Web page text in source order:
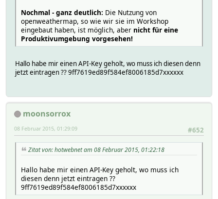
Nochmal - ganz deutlich: Die Nutzung von
openweathermap, so wie wir sie im Workshop
eingebaut haben, ist möglich, aber nicht für eine
Produktivumgebung vorgesehen!
Hallo habe mir einen API-Key geholt, wo muss ich diesen denn
jetzt eintragen ?? 9ff7619ed89f584ef8006185d7xxxxxx
moonsorrox
#652
08 Februar 2015, 01:29:09
Zitat von: hotwebnet am 08 Februar 2015, 01:22:18
Hallo habe mir einen API-Key geholt, wo muss ich
diesen denn jetzt eintragen ??
9ff7619ed89f584ef8006185d7xxxxxx